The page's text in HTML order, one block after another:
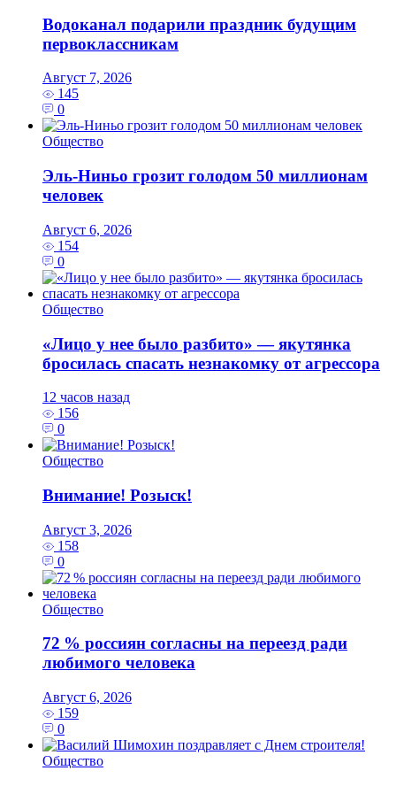
Водоканал подарили праздник будущим
первоклассникам
Август 7, 2026
145
0
Общество
Эль‑Ниньо грозит голодом 50 миллионам
человек
Август 6, 2026
154
0
Общество
«Лицо у нее было разбито» — якутянка
бросилась спасать незнакомку от агрессора
12 часов назад
156
0
Общество
Внимание! Розыск!
Август 3, 2026
158
0
Общество
72 % россиян согласны на переезд ради
любимого человека
Август 6, 2026
159
0
Общество